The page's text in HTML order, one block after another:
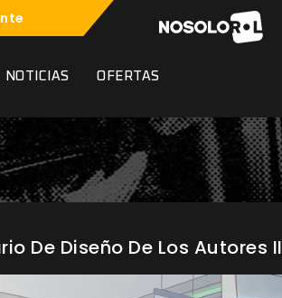
NOTICIAS OFERTAS
De Diseño De Los Autores II